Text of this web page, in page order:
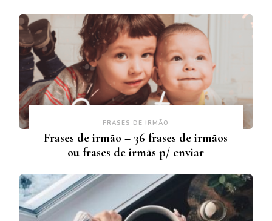
FRASES DE IRMÃO
Frases de irmão – 36 frases de irmãos
ou frases de irmãs p/ enviar